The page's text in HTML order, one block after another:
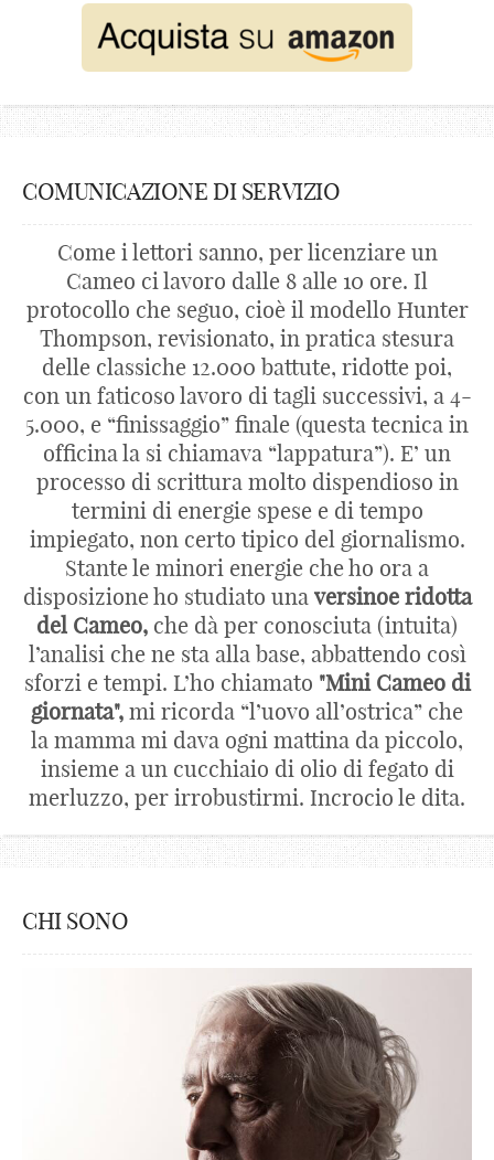
COMUNICAZIONE DI SERVIZIO
Come i lettori sanno, per licenziare un
Cameo ci lavoro dalle 8 alle 10 ore. Il
protocollo che seguo, cioè il modello Hunter
Thompson, revisionato, in pratica stesura
delle classiche 12.000 battute, ridotte poi,
con un faticoso lavoro di tagli successivi, a 4-
5.000, e “finissaggio” finale (questa tecnica in
officina la si chiamava “lappatura”). E’ un
processo di scrittura molto dispendioso in
termini di energie spese e di tempo
impiegato, non certo tipico del giornalismo.
Stante le minori energie che ho ora a
disposizione ho studiato una versinoe ridotta
del Cameo, che dà per conosciuta (intuita)
l’analisi che ne sta alla base, abbattendo così
sforzi e tempi. L’ho chiamato "Mini Cameo di
giornata", mi ricorda “l’uovo all’ostrica” che
la mamma mi dava ogni mattina da piccolo,
insieme a un cucchiaio di olio di fegato di
merluzzo, per irrobustirmi. Incrocio le dita.
CHI SONO